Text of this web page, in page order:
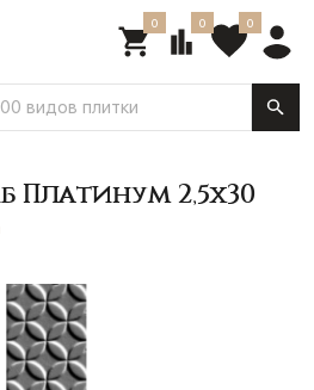
0 0 0
Платинум 2,5х30